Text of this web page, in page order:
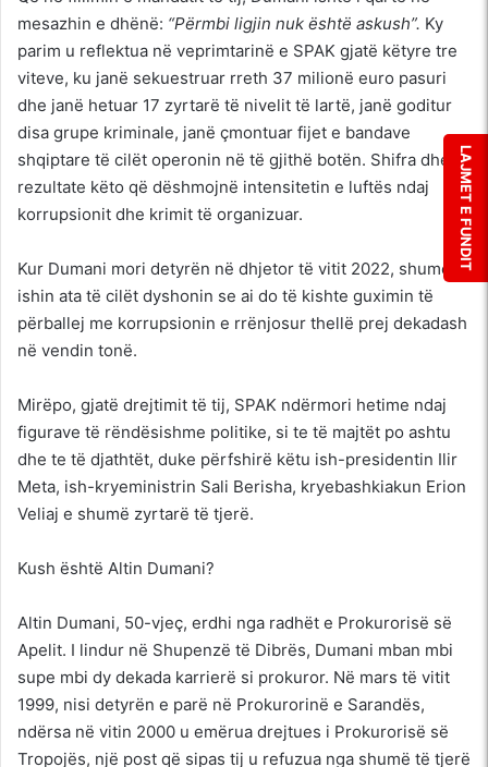
mesazhin e dhënë: “Përmbi ligjin nuk është askush”. Ky
parim u reflektua në veprimtarinë e SPAK gjatë këtyre tre
viteve, ku janë sekuestruar rreth 37 milionë euro pasuri
dhe janë hetuar 17 zyrtarë të nivelit të lartë, janë goditur
disa grupe kriminale, janë çmontuar fijet e bandave
shqiptare të cilët operonin në të gjithë botën. Shifra dhe
rezultate këto që dëshmojnë intensitetin e luftës ndaj
korrupsionit dhe krimit të organizuar.
Kur Dumani mori detyrën në dhjetor të vitit 2022, shumë
ishin ata të cilët dyshonin se ai do të kishte guximin të
përballej me korrupsionin e rrënjosur thellë prej dekadash
në vendin tonë.
Mirëpo, gjatë drejtimit të tij, SPAK ndërmori hetime ndaj
figurave të rëndësishme politike, si te të majtët po ashtu
dhe te të djathtët, duke përfshirë këtu ish-presidentin Ilir
Meta, ish-kryeministrin Sali Berisha, kryebashkiakun Erion
Veliaj e shumë zyrtarë të tjerë.
Kush është Altin Dumani?
Altin Dumani, 50-vjeç, erdhi nga radhët e Prokurorisë së
Apelit. I lindur në Shupenzë të Dibrës, Dumani mban mbi
supe mbi dy dekada karrierë si prokuror. Në mars të vitit
1999, nisi detyrën e parë në Prokurorinë e Sarandës,
ndërsa në vitin 2000 u emërua drejtues i Prokurorisë së
Tropojës, një post që sipas tij u refuzua nga shumë të tjerë
LAJMET E FUNDIT